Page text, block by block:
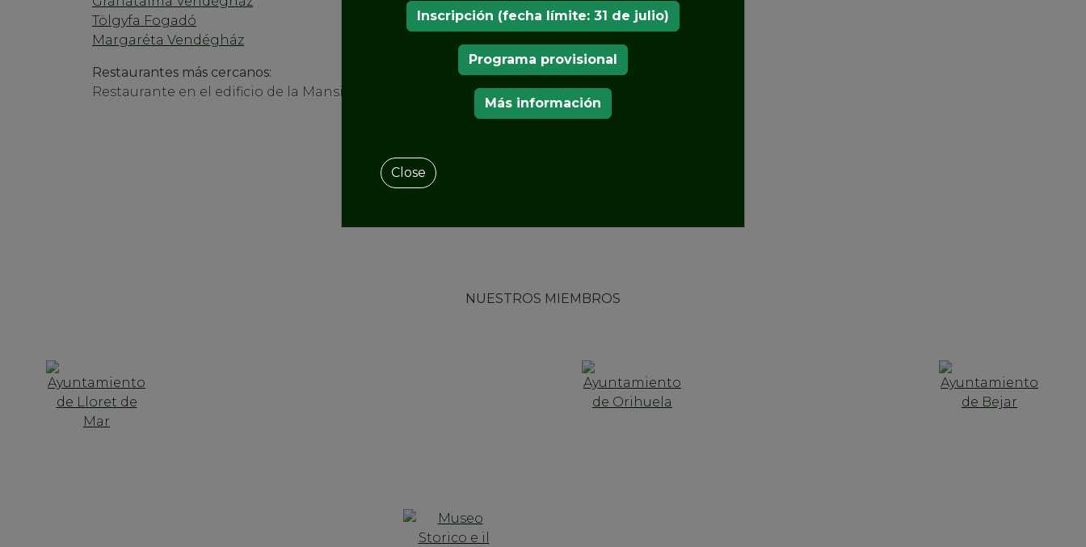
Tölgyfa Fogadó
Margaréta Vendégház
Restaurantes más cercanos:
Restaurante en el edificio de la Mansión Károlyi
NUESTROS MIEMBROS
Inscripción (fecha límite: 31 de julio)
Programa provisional
Más información
Close